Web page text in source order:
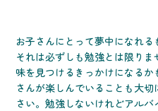
お子さんにとって夢中になれる
それは必ずしも勉強とは限り
味を見つけるきっかけになる
さんが楽しんでいることも大
さい。勉強しないけれどアル